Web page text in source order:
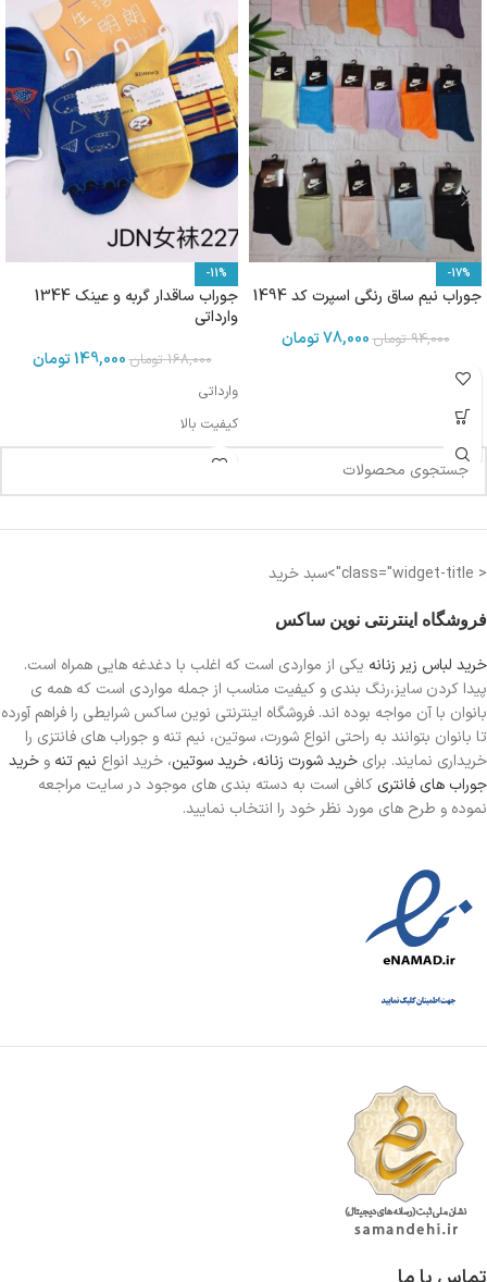
-17%
جوراب نیم ساق رنگی اسپرت کد 1494
94,000 تومان78,000تومان
-11%
جوراب ساقدار گربه و عینک 1344
وارداتی
168,000 تومان149,000تومان
وارداتی
کیفیت بالا
< class="widget-title">سبد خرید
فروشگاه اینترنتی نوین ساکس
خرید لباس زیر زنانه یکی از مواردی است که اغلب با دغدغه هایی همراه است.
پیدا کردن سایز،رنگ بندی و کیفیت مناسب از جمله مواردی است که همه ی
بانوان با آن مواجه بوده اند. فروشگاه اینترنتی نوین ساکس شرایطی را فراهم آورده
تا بانوان بتوانند به راحتی انواع شورت، سوتین، نیم تنه و جوراب های فانتزی را
خریداری نمایند. برای خرید شورت زنانه، خرید سوتین، خرید انواع نیم تنه و خرید
جوراب های فانتری کافی است به دسته بندی های موجود در سایت مراجعه
نموده و طرح های مورد نظر خود را انتخاب نمایید.